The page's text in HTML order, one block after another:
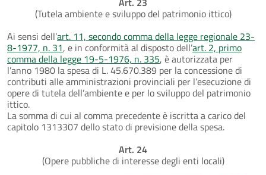
(Tutela ambiente e sviluppo del patrimonio ittico)
Ai sensi dell’art. 11, secondo comma della legge regionale 23-
8-1977, n. 31, e in conformità al disposto dell’art. 2, primo
comma della legge 19-5-1976, n. 335, è autorizzata per
l’anno 1980 la spesa di L. 45.670.389 per la concessione di
contributi alle amministrazioni provinciali per l’esecuzione di
opere di tutela dell’ambiente e per lo sviluppo del patrimonio
ittico.
La somma di cui al comma precedente è iscritta a carico del
capitolo 1313307 dello stato di previsione della spesa.
Art. 24
(Opere pubbliche di interesse degli enti locali)